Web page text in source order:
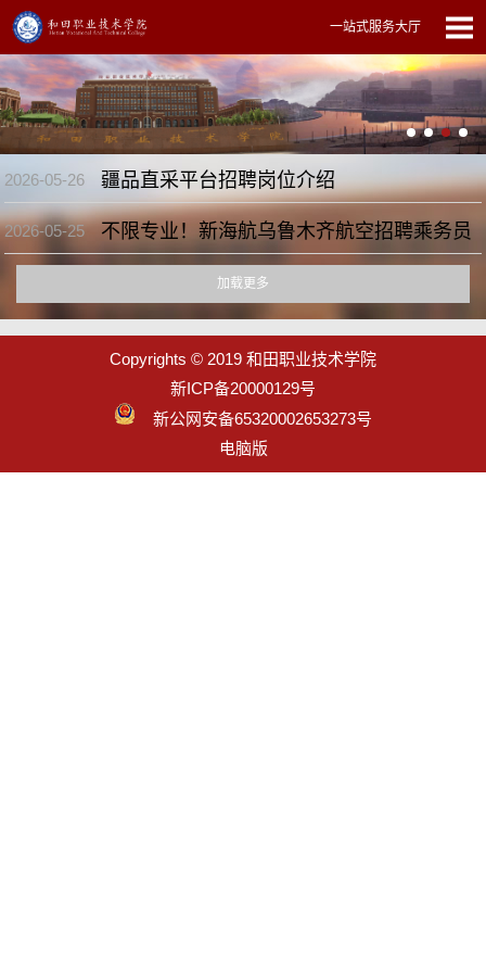
一站式服务大厅
2026-05-26 疆品直采平台招聘岗位介绍
2026-05-25 不限专业！新海航乌鲁木齐航空招聘乘务员
加载更多
Copyrights © 2019 和田职业技术学院
新ICP备20000129号
新公网安备65320002653273号
电脑版